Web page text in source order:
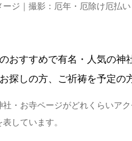
ジ｜撮影：厄年・厄除け厄払い
おすすめで有名・人気の神
探しの方、ご祈祷を予定の
・お寺ページがどれくらいア
しています。